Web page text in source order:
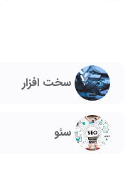
سخت افزار
سئو